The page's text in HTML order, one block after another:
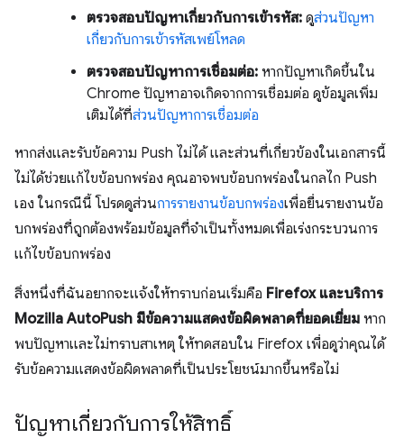
ตรวจสอบปัญหาเกี่ยวกับการเข้ารหัส: ดูส่วนปัญหา
เกี่ยวกับการเข้ารหัสเพย์โหลด
ตรวจสอบปัญหาการเชื่อมต่อ: หากปัญหาเกิดขึ้นใน
Chrome ปัญหาอาจเกิดจากการเชื่อมต่อ ดูข้อมูลเพิ่ม
เติมได้ที่ส่วนปัญหาการเชื่อมต่อ
หากส่งและรับข้อความ Push ไม่ได้ และส่วนที่เกี่ยวข้องในเอกสารนี้
ไม่ได้ช่วยแก้ไขข้อบกพร่อง คุณอาจพบข้อบกพร่องในกลไก Push
เอง ในกรณีนี้ โปรดดูส่วนการรายงานข้อบกพร่องเพื่อยื่นรายงานข้อ
บกพร่องที่ถูกต้องพร้อมข้อมูลที่จำเป็นทั้งหมดเพื่อเร่งกระบวนการ
แก้ไขข้อบกพร่อง
สิ่งหนึ่งที่ฉันอยากจะแจ้งให้ทราบก่อนเริ่มคือ Firefox และบริการ
Mozilla AutoPush มีข้อความแสดงข้อผิดพลาดที่ยอดเยี่ยม หาก
พบปัญหาและไม่ทราบสาเหตุ ให้ทดสอบใน Firefox เพื่อดูว่าคุณได้
รับข้อความแสดงข้อผิดพลาดที่เป็นประโยชน์มากขึ้นหรือไม่
ปัญหาเกี่ยวกับการให้สิทธิ์